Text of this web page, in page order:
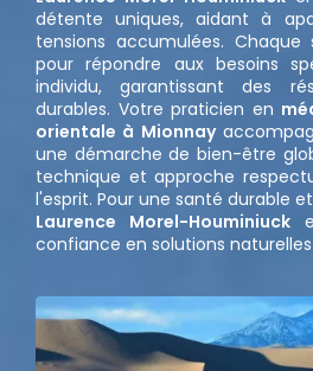
détente uniques, aidant à
tensions accumulées. Chaque
pour répondre aux besoins
individu, garantissant des
durables. Votre praticien en
orientale à Mionnay
une démarche de bien-être
technique et approche
l'esprit. Pour une santé durable
Laurence Morel-Houminiuck
confiance en solutions